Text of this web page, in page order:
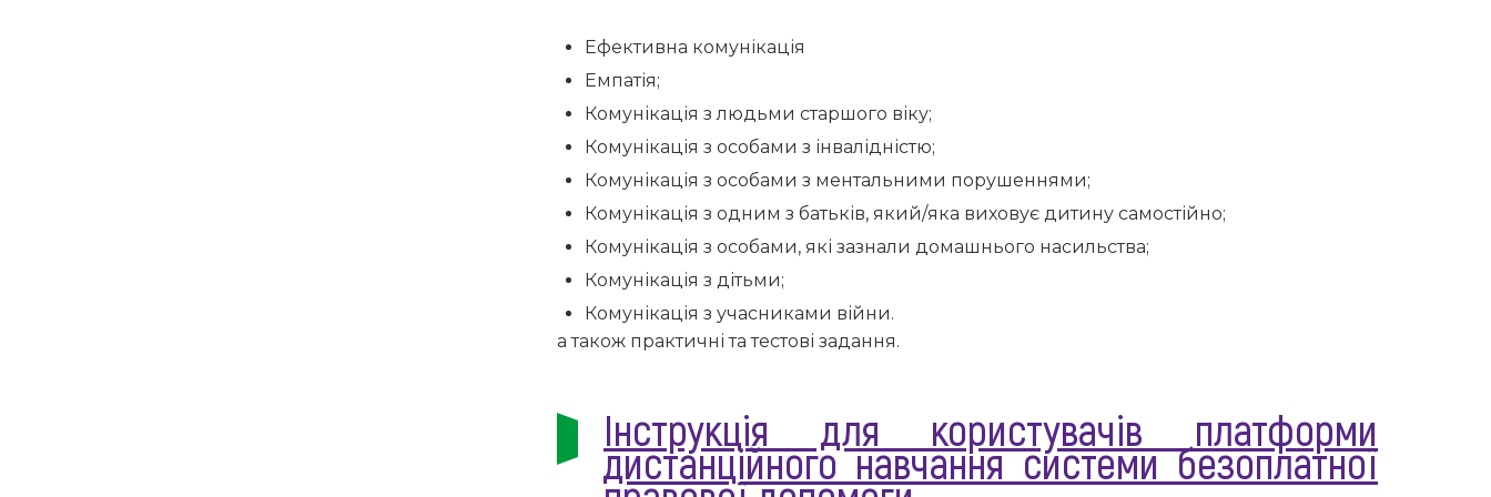
Ефективна комунікація
Емпатія;
Комунікація з людьми старшого віку;
Комунікація з особами з інвалідністю;
Комунікація з особами з ментальними порушеннями;
Комунікація з одним з батьків, який/яка виховує дитину самостійно;
Комунікація з особами, які зазнали домашнього насильства;
Комунікація з дітьми;
Комунікація з учасниками війни.
а також практичні та тестові задання.
Інструкція для користувачів платформи
дистанційного навчання системи безоплатної